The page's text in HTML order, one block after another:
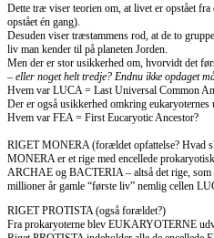
Dette træ viser teorien om, at livet er opstået
opstået én gang).
Desuden viser træstammens rod, at de to
liv man kender til på planeten Jorden.
Men der er stor usikkerhed om, hvorvidt det
– eller noget helt tredje? Endnu ikke opdaget
Hvem var LUCA = Last Universal Common
Der er også usikkerhed omkring eukaryoternes
Hvem var FEA = First Eucaryotic Ancestor?
RIGET MONERA (forældet opfattelse? Hvad
MONERA er et rige med encellede
ARCHAE og BACTERIA – altså det rige, som
millioner år gamle “første liv” nemlig cellen
RIGET PROTISTA (også forældet?)
Fra prokaryoterne blev EUKARYOTERNE